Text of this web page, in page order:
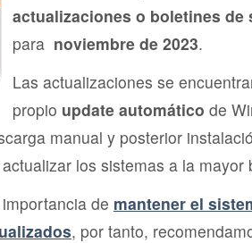
actualizaciones o boletines de
para noviembre de 2023.
Las actualizaciones se
propio update automático de
manual y posterior
los sistemas a la mayor
de mantener el
, por tanto,